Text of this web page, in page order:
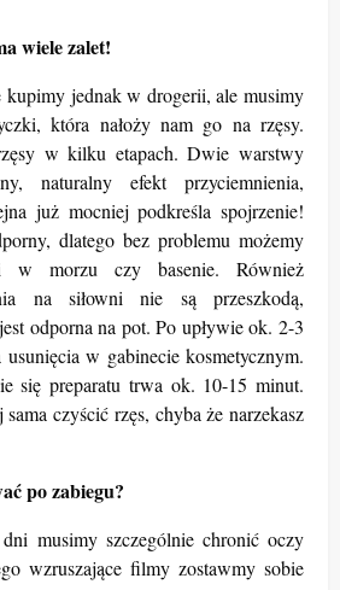
wiele zalet!
kupimy jednak w drogerii, ale musimy
która nałoży nam go na rzęsy.
w kilku etapach. Dwie warstwy
naturalny efekt przyciemnienia,
już mocniej podkreśla spojrzenie!
dlatego bez problemu możemy
w morzu czy basenie. Również
na siłowni nie są przeszkodą,
odporna na pot. Po upływie ok. 2-3
w gabinecie kosmetycznym.
się preparatu trwa ok. 10-15 minut.
czyścić rzęs, chyba że narzekasz
po zabiegu?
musimy szczególnie chronić oczy
wzruszające filmy zostawmy sobie